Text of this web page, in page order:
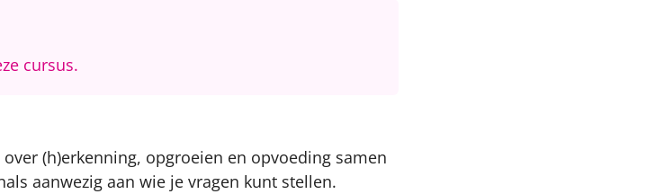
cursus.
(h)erkenning, opgroeien en opvoeding samen
aanwezig aan wie je vragen kunt stellen.